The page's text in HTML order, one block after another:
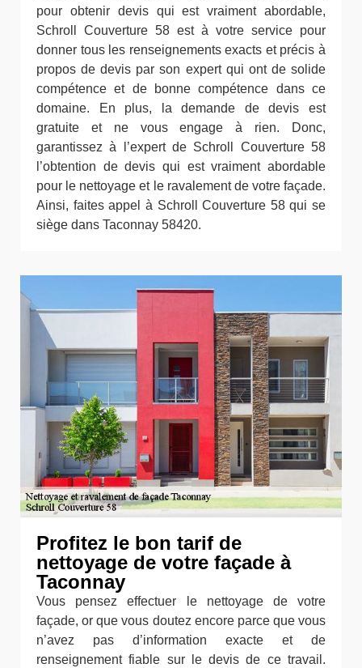
pour obtenir devis qui est vraiment abordable,
Schroll Couverture 58 est à votre service pour
donner tous les renseignements exacts et précis à
propos de devis par son expert qui ont de solide
compétence et de bonne compétence dans ce
domaine. En plus, la demande de devis est
gratuite et ne vous engage à rien. Donc,
garantissez à l’expert de Schroll Couverture 58
l’obtention de devis qui est vraiment abordable
pour le nettoyage et le ravalement de votre façade.
Ainsi, faites appel à Schroll Couverture 58 qui se
siège dans Taconnay 58420.
Profitez le bon tarif de
nettoyage de votre façade à
Taconnay
Vous pensez effectuer le nettoyage de votre
façade, or que vous doutez encore parce que vous
n’avez pas d’information exacte et de
renseignement fiable sur le devis de ce travail.